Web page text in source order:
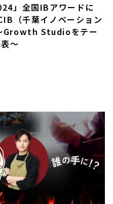
」全国IBアワードに
（千葉イノベーション
Growth Studioをテー
〜